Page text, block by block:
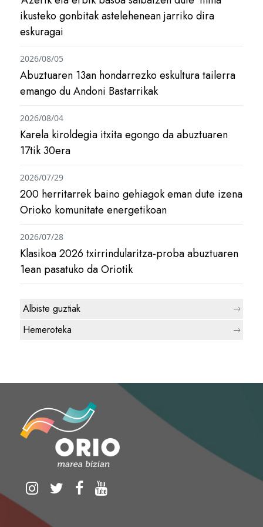
ikusteko gonbitak astelehenean jarriko dira
eskuragai
Abuztuaren 13an hondarrezko eskultura tailerra
emango du Andoni Bastarrikak
2026/08/05
Karela kiroldegia itxita egongo da abuztuaren
17tik 30era
2026/08/04
200 herritarrek baino gehiagok eman dute izena
Orioko komunitate energetikoan
2026/07/29
Klasikoa 2026 txirrindularitza-proba abuztuaren
1ean pasatuko da Oriotik
2026/07/28
Albiste guztiak
Hemeroteka